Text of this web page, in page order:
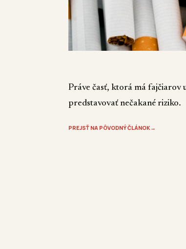
Práve časť, ktorá má fajčiarov
predstavovať nečakané riziko.
PREJSŤ NA PÔVODNÝ ČLÁNOK →